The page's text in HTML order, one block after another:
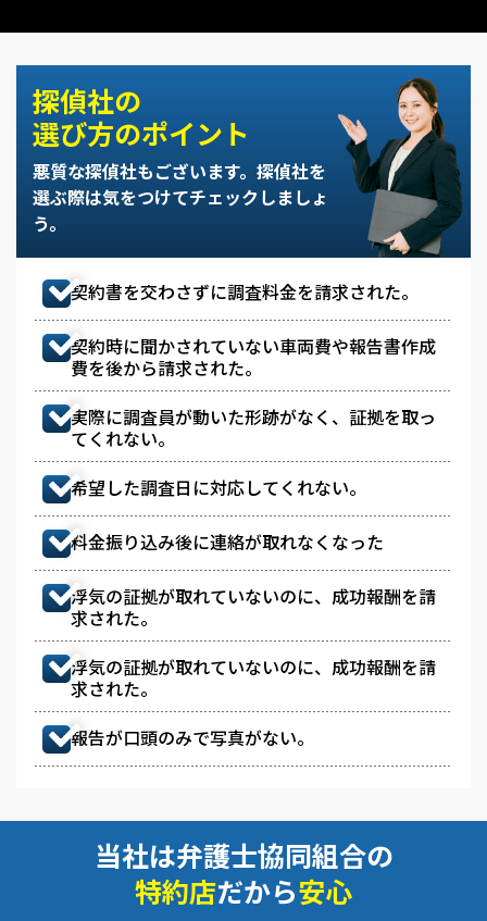
探偵社の
選び方のポイント
悪質な探偵社もございます。 探偵社を
選ぶ際は気をつけてチェックしましょ
う。
契約書を交わさずに調査料金を請求された。
契約時に聞かされていない車両費や報告書作成
費を後から請求された。
実際に調査員が動いた形跡がなく、証拠を取っ
てくれない。
希望した調査日に対応してくれない。
料金振り込み後に連絡が取れなくなった
浮気の証拠が取れていないのに、成功報酬を請
求された。
浮気の証拠が取れていないのに、成功報酬を請
求された。
報告が口頭のみで写真がない。
当社は弁護士協同組合の
特約店だから安心